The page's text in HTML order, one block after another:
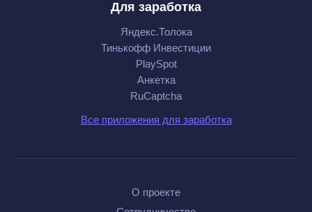
Для заработка
Яндекс.Толока
Тинькофф Инвестиции
PlaySpot
Анкетка
RuCaptcha
Все приложения для заработка
О проекте